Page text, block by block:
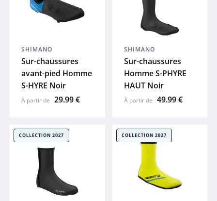
MAVIC
THULE
SHIMANO
Sur-chaussures
avant-pied Homme
S-HYRE Noir
À partir de 29.99 €
SHIMANO
Sur-chaussures
Homme S-PHYRE
HAUT Noir
À partir de 49.99 €
COLLECTION 2027 COLLECTION 2027